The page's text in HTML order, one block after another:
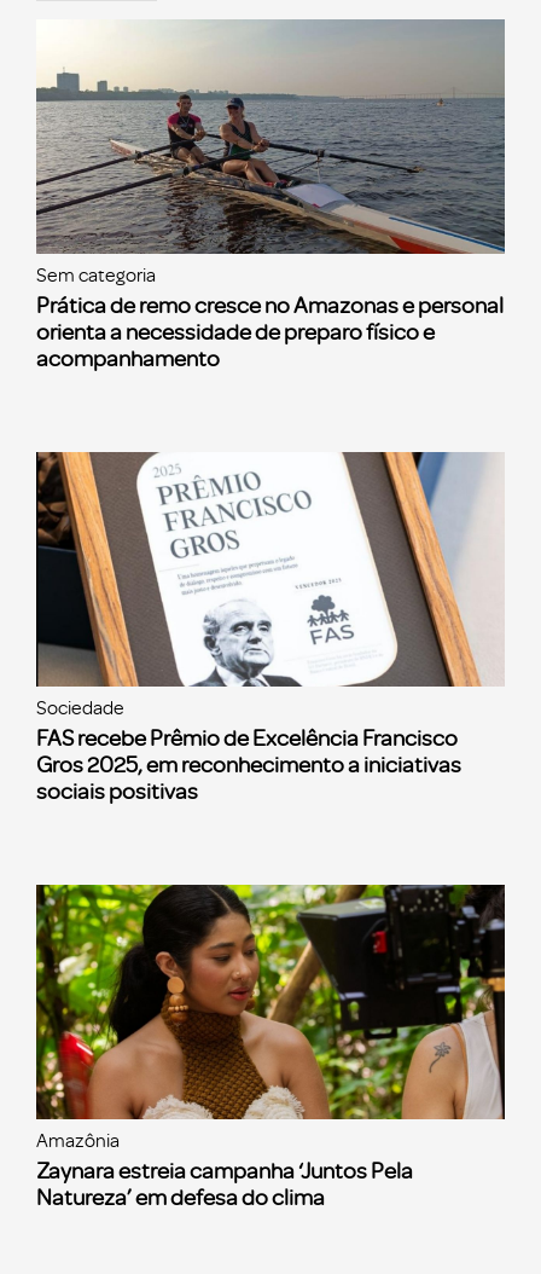
Sem categoria
Prática de remo cresce no Amazonas e personal
orienta a necessidade de preparo físico e
acompanhamento
Sociedade
FAS recebe Prêmio de Excelência Francisco
Gros 2025, em reconhecimento a iniciativas
sociais positivas
Amazônia
Zaynara estreia campanha ‘Juntos Pela
Natureza’ em defesa do clima